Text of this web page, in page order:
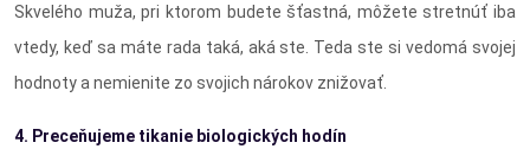
Skvelého muža, pri ktorom budete šťastná, môžete stretnúť iba
vtedy, keď sa máte rada taká, aká ste. Teda ste si vedomá svojej
hodnoty a nemienite zo svojich nárokov znižovať.
4. Preceňujeme tikanie biologických hodín